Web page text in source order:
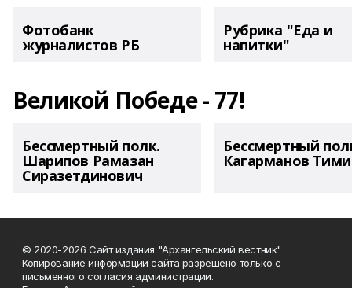
Фотобанк
журналистов РБ
Рубрика "Еда и
напитки"
Великой Победе - 77!
Бессмертный полк.
Шарипов Рамазан
Сиразетдинович
Бессмертный
Кагарманов
© 2020-2026 Сайт издания "Архангельский вестник"
Копирование информации сайта разрешено только с
письменного согласия администрации.